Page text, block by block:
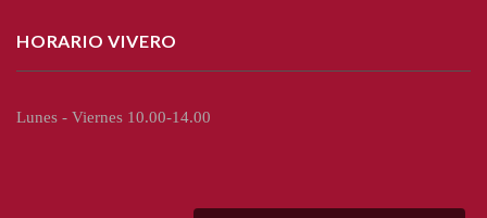
HORARIO VIVERO
Lunes - Viernes 10.00-14.00